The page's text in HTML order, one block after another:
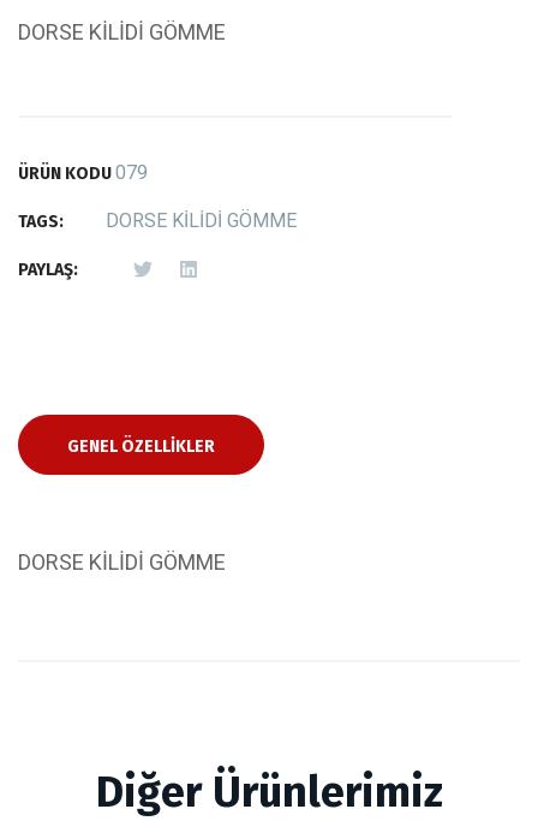
DORSE KİLİDİ GÖMME
ÜRÜN KODU079
TAGS: DORSE KİLİDİ GÖMME
PAYLAŞ:
GENEL ÖZELLIKLER
DORSE KİLİDİ GÖMME
Diğer Ürünlerimiz